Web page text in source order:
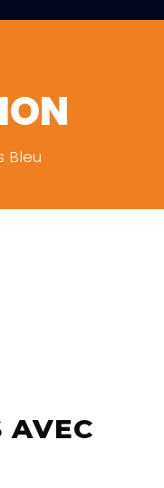
Bleu
AVEC